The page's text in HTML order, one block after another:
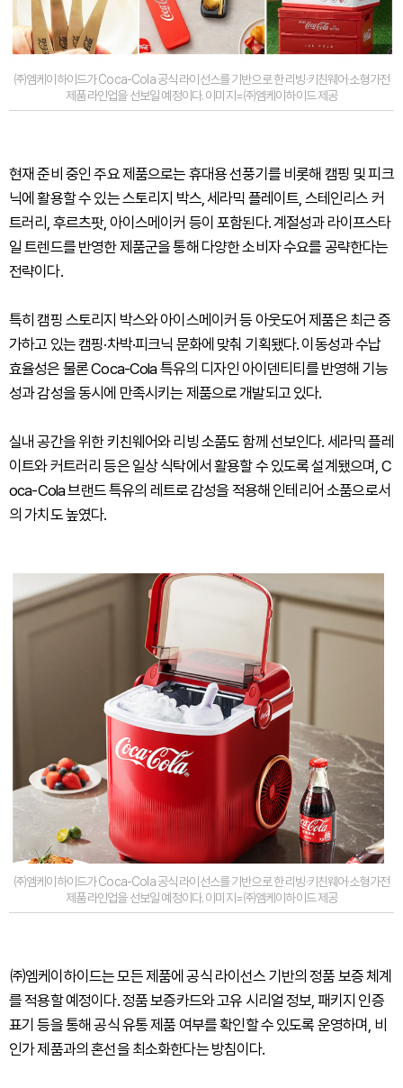
㈜엠케이하이드가 Coca-Cola 공식 라이선스를 기반으로 한 리빙·키친웨어·소형가전
제품 라인업을 선보일 예정이다. 이미지=㈜엠케이하이드 제공
현재 준비 중인 주요 제품으로는 휴대용 선풍기를 비롯해 캠핑 및 피크
닉에 활용할 수 있는 스토리지 박스, 세라믹 플레이트, 스테인리스 커
트러리, 후르츠팟, 아이스메이커 등이 포함된다. 계절성과 라이프스타
일 트렌드를 반영한 제품군을 통해 다양한 소비자 수요를 공략한다는
전략이다.
특히 캠핑 스토리지 박스와 아이스메이커 등 아웃도어 제품은 최근 증
가하고 있는 캠핑·차박·피크닉 문화에 맞춰 기획됐다. 이동성과 수납
효율성은 물론 Coca-Cola 특유의 디자인 아이덴티티를 반영해 기능
성과 감성을 동시에 만족시키는 제품으로 개발되고 있다.
실내 공간을 위한 키친웨어와 리빙 소품도 함께 선보인다. 세라믹 플레
이트와 커트러리 등은 일상 식탁에서 활용할 수 있도록 설계됐으며, C
oca-Cola 브랜드 특유의 레트로 감성을 적용해 인테리어 소품으로서
의 가치도 높였다.
㈜엠케이하이드가 Coca-Cola 공식 라이선스를 기반으로 한 리빙·키친웨어·소형가전
제품 라인업을 선보일 예정이다. 이미지=㈜엠케이하이드 제공
㈜엠케이하이드는 모든 제품에 공식 라이선스 기반의 정품 보증 체계
를 적용할 예정이다. 정품 보증카드와 고유 시리얼 정보, 패키지 인증
표기 등을 통해 공식 유통 제품 여부를 확인할 수 있도록 운영하며, 비
인가 제품과의 혼선을 최소화한다는 방침이다.